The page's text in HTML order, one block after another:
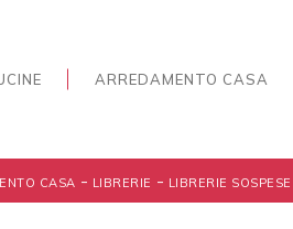
ARREDAMENTO CASA
CASA - LIBRERIE - LIBRERIE SOSPESE